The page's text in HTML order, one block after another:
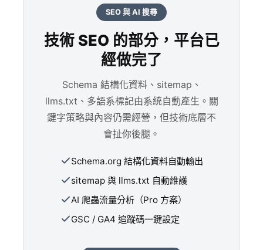
SEO 與 AI 搜尋
技術 SEO 的部分，平台已
經做完了
Schema 結構化資料、sitemap、
llms.txt、多語系標記由系統自動產生。關
鍵字策略與內容仍需經營，但技術底層不
會扯你後腿。
Schema.org 結構化資料自動輸出
sitemap 與 llms.txt 自動維護
AI 爬蟲流量分析（Pro 方案）
GSC / GA4 追蹤碼一鍵設定